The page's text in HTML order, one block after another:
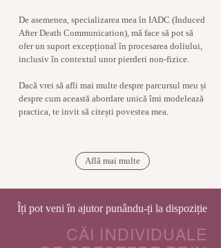
De asemenea, specializarea mea în IADC (Induced
After Death Communication), mă face să pot să
ofer un suport excepțional în procesarea doliului,
inclusiv în contextul unor pierderi non-fizice.
Dacă vrei să afli mai multe despre parcursul meu și
despre cum această abordare unică îmi modelează
practica, te invit să citești povestea mea.
Află mai multe
Îți pot veni în ajutor punându-ți la dispoziție
CĂI INDIVIDUALE